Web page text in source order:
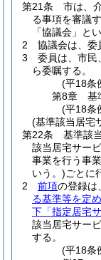
第21条
市は、
る事項を審議
「協議会」と
2
協議会は、委
3
委員は、市民
ら委嘱する。
(平18条
第8章
基
(平18条
(基準該当居宅
第22条
基準該
該当居宅サー
事業を行う事
いう。)ごとに
2
前項の登録は、
る基準等を定
下「指定居宅
該当居宅サー
する。
(平18条